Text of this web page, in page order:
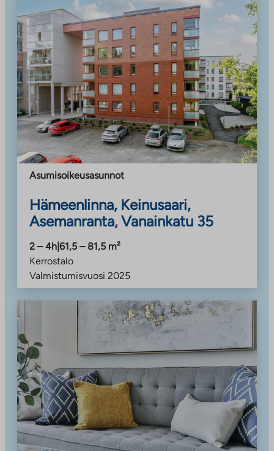
Asumisoikeusasunnot
Hämeenlinna, Keinusaari,
Asemanranta, Vanainkatu 35
2 – 4h 61,5 – 81,5 m²
Kerrostalo
Valmistumisvuosi 2025